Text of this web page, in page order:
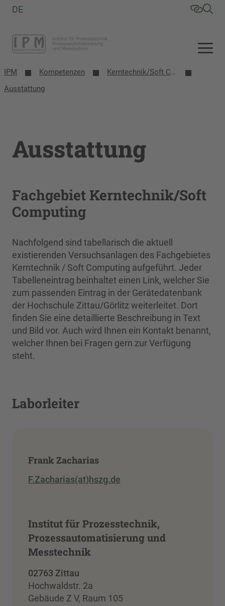
DE
IPM Kompetenzen
Kerntechnik/Soft Computing
Ausstattung
Ausstattung
Fachgebiet Kerntechnik/Soft
Computing
Nachfolgend sind tabellarisch die aktuell
existierenden Versuchsanlagen des Fachgebietes
Kerntechnik / Soft Computing aufgeführt. Jeder
Tabelleneintrag beinhaltet einen Link, welcher Sie
zum passenden Eintrag in der Gerätedatenbank
der Hochschule Zittau/Görlitz weiterleitet. Dort
finden Sie eine detaillierte Beschreibung in Text
und Bild vor. Auch wird Ihnen ein Kontakt benannt,
welcher Ihnen bei Fragen gern zur Verfügung
steht.
Laborleiter
Frank Zacharias
F.Zacharias(at)hszg.de
Institut für Prozesstechnik,
Prozessautomatisierung und
Messtechnik
02763 Zittau
Hochwaldstr. 2a
Gebäude Z V, Raum 105